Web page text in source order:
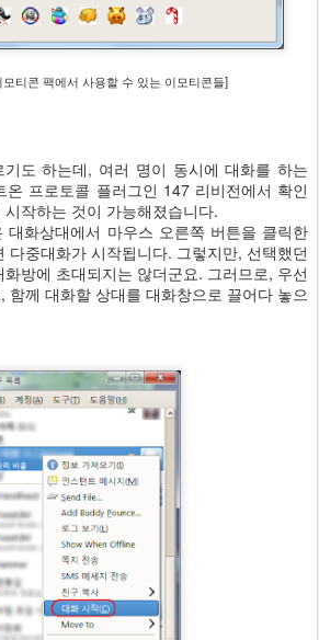
티콘 팩에서 사용할 수 있는 이모티콘들]
도 하는데, 여러 명이 동시에 대화를 하는
온 프로토콜 플러그인 147 리비전에서 확인
작하는 것이 가능해졌습니다.
대화상대에서 마우스 오른쪽 버튼을 클릭한
다중대화가 시작됩니다. 그렇지만, 선택했던
방에 초대되지는 않더군요. 그러므로, 우선
함께 대화할 상대를 대화창으로 끌어다 놓으